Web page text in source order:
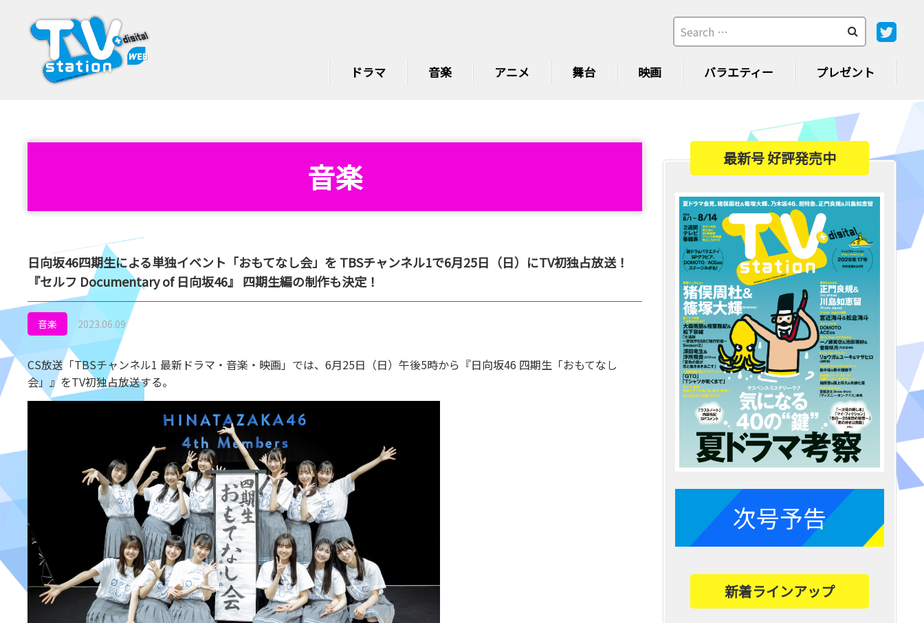
ドラマ 音楽 アニメ 舞台 映画 バラエティー プレゼント
音楽
日向坂46四期生による単独イベント「おもてなし会」を TBSチャンネル1で6月25日（日）にTV初独占放送！
『セルフ Documentary of 日向坂46』 四期生編の制作も決定！
音楽 2023.06.09
CS放送「TBSチャンネル1 最新ドラマ・音楽・映画」では、6月25日（日）午後5時から『日向坂46 四期生「おもてなし
会」』をTV初独占放送する。
最新号 好評発売中
次号予告
新着ラインアップ